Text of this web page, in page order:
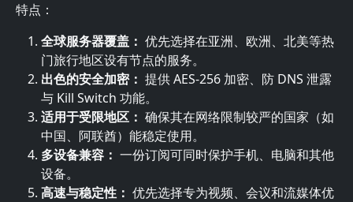
特点：
全球服务器覆盖： 优先选择在亚洲、欧洲、北美等热
门旅行地区设有节点的服务。
出色的安全加密： 提供 AES-256 加密、防 DNS 泄露
与 Kill Switch 功能。
适用于受限地区： 确保其在网络限制较严的国家（如
中国、阿联酋）能稳定使用。
多设备兼容： 一份订阅可同时保护手机、电脑和其他
设备。
高速与稳定性： 优先选择专为视频、会议和流媒体优